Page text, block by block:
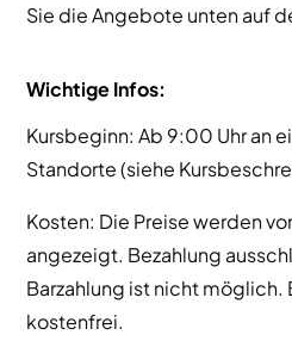
Sie die Angebote unten auf
Wichtige Infos:
Kursbeginn: Ab 9:00 Uhr an
Standorte (siehe
Kosten: Die Preise werden
angezeigt. Bezahlung
Barzahlung ist nicht
kostenfrei.